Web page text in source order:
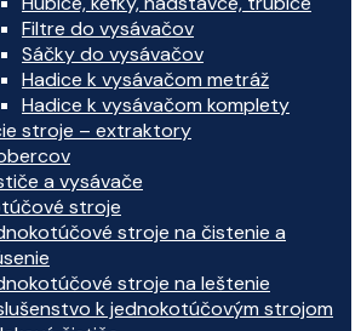
Filtre do vysávačov
Sáčky do vysávačov
Hadice k vysávačom metráž
Hadice k vysávačom komplety
stroje – extraktory
a vysávače
stroje
stroje na čistenie a
stroje na leštenie
k jednokotúčovým strojom